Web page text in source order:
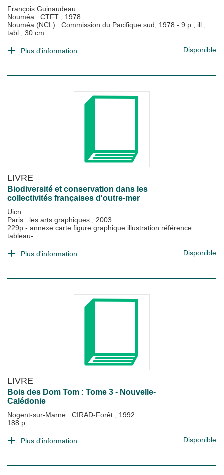
François Guinaudeau
Nouméa : CTFT ; 1978
Nouméa (NCL) : Commission du Pacifique sud, 1978.- 9 p., ill.,
tabl.; 30 cm
Plus d'information... Disponible
LIVRE
Biodiversité et conservation dans les
collectivités françaises d'outre-mer
Uicn
Paris : les arts graphiques ; 2003
229p - annexe carte figure graphique illustration référence
tableau-
Plus d'information... Disponible
LIVRE
Bois des Dom Tom : Tome 3 - Nouvelle-
Calédonie
Nogent-sur-Marne : CIRAD-Forêt ; 1992
188 p.
Plus d'information... Disponible